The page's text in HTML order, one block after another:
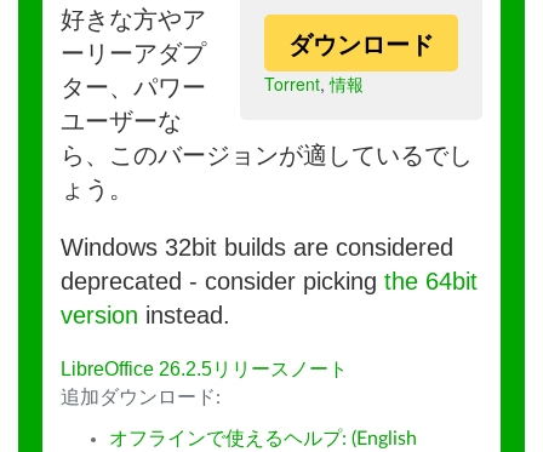
ダウンロード
Torrent,情報
好きな方やア
ーリーアダプ
ター、パワー
ユーザーな
ら、このバージョンが適しているでし
ょう。
Windows 32bit builds are considered
deprecated - consider picking the 64bit
version instead.
LibreOffice 26.2.5リリースノート
追加ダウンロード:
オフラインで使えるヘルプ: (English